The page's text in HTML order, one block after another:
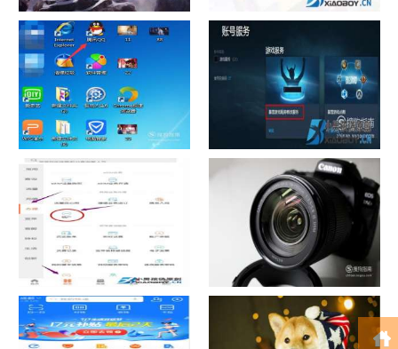
chrome数据转移 怎样给照片换背景
如何看认识QQ好友具体多少天
了
战网怎么修改昵称？
中国联通手机营业厅销户操作
指引
摄影作品的欣赏方法